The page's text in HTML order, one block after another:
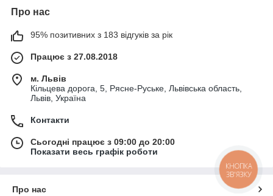
Про нас
95% позитивних з 183 відгуків за рік
Працює з 27.08.2018
м. Львів
Кільцева дорога, 5, Рясне-Руське, Львівська область,
Львів, Україна
Контакти
Сьогодні працює з 09:00 до 20:00
Показати весь графік роботи
Про нас
КНОПКА
ЗВ'ЯЗКУ